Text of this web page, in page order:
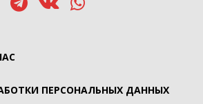
ПЕРСОНАЛЬНЫХ ДАННЫХ